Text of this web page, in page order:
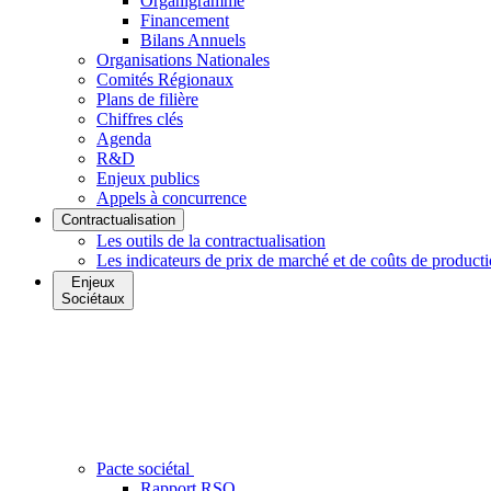
Financement
Bilans Annuels
Organisations Nationales
Comités Régionaux
Plans de filière
Chiffres clés
Agenda
R&D
Enjeux publics
Appels à concurrence
Contractualisation
Les outils de la contractualisation
Les indicateurs de prix de marché et de coûts de
Enjeux
Sociétaux
Pacte sociétal